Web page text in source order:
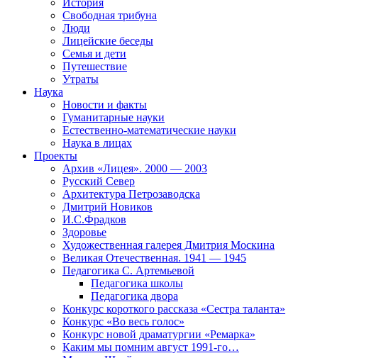
Свободная трибуна
Люди
Лицейские беседы
Семья и дети
Путешествие
Утраты
Наука
Новости и факты
Гуманитарные науки
Естественно-математические науки
Наука в лицах
Проекты
Архив «Лицея». 2000 — 2003
Русский Север
Архитектура Петрозаводска
Дмитрий Новиков
И.С.Фрадков
Здоровье
Художественная галерея Дмитрия Москина
Великая Отечественная. 1941 — 1945
Педагогика С. Артемьевой
Педагогика школы
Педагогика двора
Конкурс короткого рассказа «Сестра таланта»
Конкурс «Во весь голос»
Конкурс новой драматургии «Ремарка»
Каким мы помним август 1991-го…